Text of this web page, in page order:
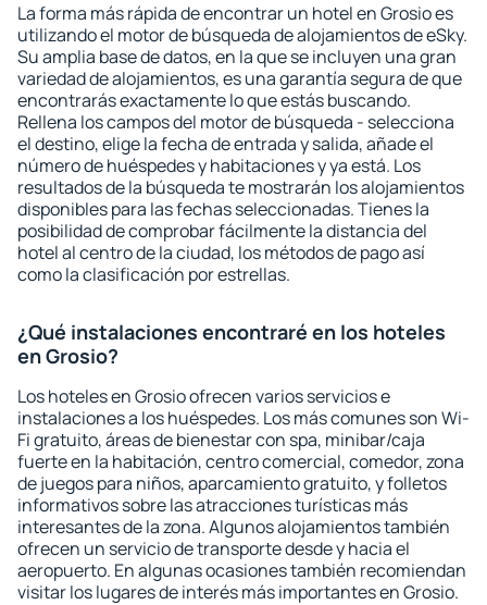
La forma más rápida de encontrar un hotel en Grosio es
utilizando el motor de búsqueda de alojamientos de eSky.
Su amplia base de datos, en la que se incluyen una gran
variedad de alojamientos, es una garantía segura de que
encontrarás exactamente lo que estás buscando.
Rellena los campos del motor de búsqueda - selecciona
el destino, elige la fecha de entrada y salida, añade el
número de huéspedes y habitaciones y ya está. Los
resultados de la búsqueda te mostrarán los alojamientos
disponibles para las fechas seleccionadas. Tienes la
posibilidad de comprobar fácilmente la distancia del
hotel al centro de la ciudad, los métodos de pago así
como la clasificación por estrellas.
¿Qué instalaciones encontraré en los hoteles
en Grosio?
Los hoteles en Grosio ofrecen varios servicios e
instalaciones a los huéspedes. Los más comunes son Wi-
Fi gratuito, áreas de bienestar con spa, minibar/caja
fuerte en la habitación, centro comercial, comedor, zona
de juegos para niños, aparcamiento gratuito, y folletos
informativos sobre las atracciones turísticas más
interesantes de la zona. Algunos alojamientos también
ofrecen un servicio de transporte desde y hacia el
aeropuerto. En algunas ocasiones también recomiendan
visitar los lugares de interés más importantes en Grosio.